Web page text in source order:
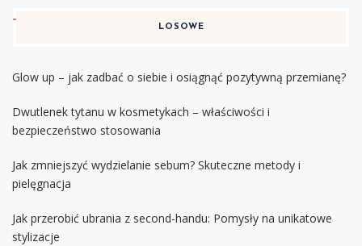
LOSOWE
Glow up – jak zadbać o siebie i osiągnąć pozytywną przemianę?
Dwutlenek tytanu w kosmetykach – właściwości i
bezpieczeństwo stosowania
Jak zmniejszyć wydzielanie sebum? Skuteczne metody i
pielęgnacja
Jak przerobić ubrania z second-handu: Pomysły na unikatowe
stylizacje